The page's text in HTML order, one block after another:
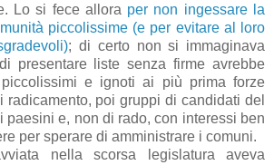
Lo si fece allora per non ingessare la
piccolissime (e per evitare al loro
; di certo non si immaginava
presentare liste senza firme avrebbe
e ignoti ai più prima forze
radicamento, poi gruppi di candidati del
paesini e, non di rado, con interessi ben
per sperare di amministrare i comuni.
nella scorsa legislatura aveva